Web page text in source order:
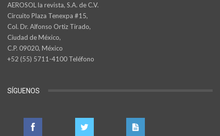
AEROSOL la revista, S.A. de C.V.
Circuito Plaza Tenexpa #15,
Col. Dr. Alfonso Ortiz Tirado,
Ciudad de México,
C.P. 09020, México
+52 (55) 5711-4100 Teléfono
SÍGUENOS